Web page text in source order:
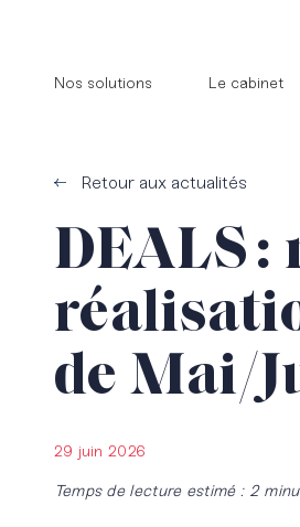
Nos solutions Le cabinet
Retour aux actualités
DEALS :
de Mai/
29 juin 2026
Temps de lecture estimé : 2